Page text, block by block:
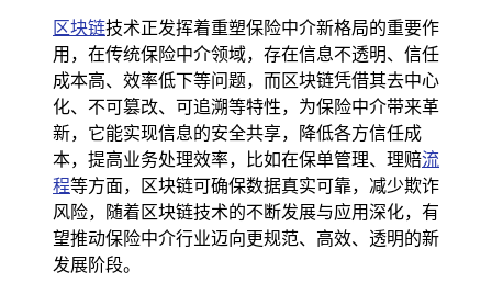
区块链技术正发挥着重塑保险中介新格局的重要作
用，在传统保险中介领域，存在信息不透明、信任
成本高、效率低下等问题，而区块链凭借其去中心
化、不可篡改、可追溯等特性，为保险中介带来革
新，它能实现信息的安全共享，降低各方信任成
本，提高业务处理效率，比如在保单管理、理赔流
程等方面，区块链可确保数据真实可靠，减少欺诈
风险，随着区块链技术的不断发展与应用深化，有
望推动保险中介行业迈向更规范、高效、透明的新
发展阶段。